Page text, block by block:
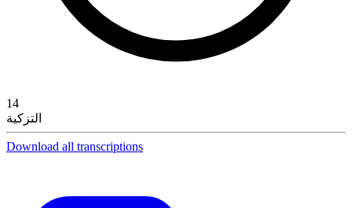
14
التزكية
Download all transcriptions